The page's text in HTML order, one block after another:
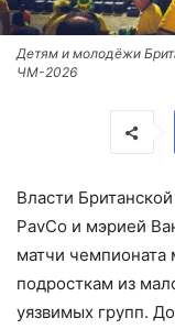
Детям и молодёжи
ЧМ-2026
Власти
PavCo и мэрией
матчи чемпионата
подросткам из
уязвимых групп.